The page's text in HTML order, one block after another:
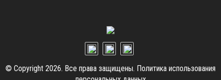
© Copyright 2026. Все права защищены. Политика использования